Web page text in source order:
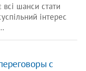
шанси стати
інтерес
с